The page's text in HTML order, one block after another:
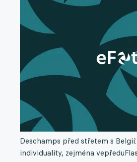
Deschamps před střetem s
individuality, zejména vepředu